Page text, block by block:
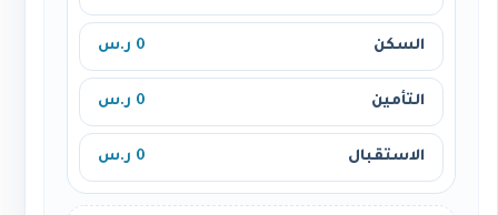
السكن 0 ر.س
التأمين 0 ر.س
الاستقبال 0 ر.س